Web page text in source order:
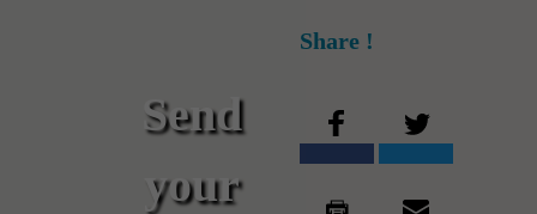
Send
your
Share !